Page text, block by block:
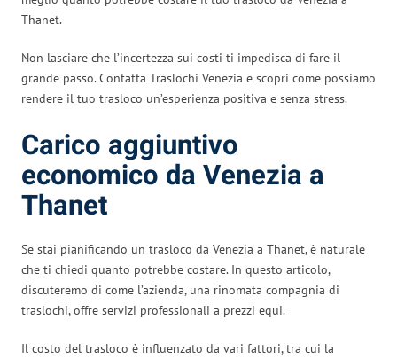
Thanet.
Non lasciare che l’incertezza sui costi ti impedisca di fare il
grande passo. Contatta Traslochi Venezia e scopri come possiamo
rendere il tuo trasloco un’esperienza positiva e senza stress.
Carico aggiuntivo
economico da Venezia a
Thanet
Se stai pianificando un trasloco da Venezia a Thanet, è naturale
che ti chiedi quanto potrebbe costare. In questo articolo,
discuteremo di come l’azienda, una rinomata compagnia di
traslochi, offre servizi professionali a prezzi equi.
Il costo del trasloco è influenzato da vari fattori, tra cui la